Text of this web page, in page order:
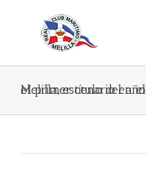
Melilla, escenario en el que la clase snipe decide el primer título del año